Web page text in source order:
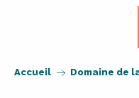
Accueil Domaine de